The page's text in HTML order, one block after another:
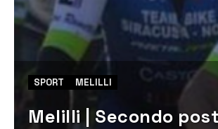
SPORT MELILLI
Melilli | Secondo